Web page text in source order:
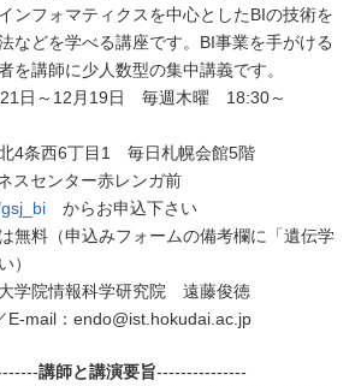
ンフォマティクスを中心としたBIの技術を
などを学べる講座です。BI事業を手がける
を講師に少人数型の集中講義です。
21日～12月19日 毎週木曜 18:30～
4条西6丁目1 毎日札幌会館5階
センター赤レンガ前
からお申込下さい
無料（申込みフォームの備考欄に「遺伝学
）
学院情報科学研究院 遠藤俊徳
E-mail：endo@ist.hokudai.ac.jp
講師と講演要旨---------------